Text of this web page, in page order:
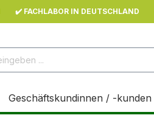
✔️ FACHLABOR IN DEUTSCHLAND
Geschäftskundinnen / -kunden